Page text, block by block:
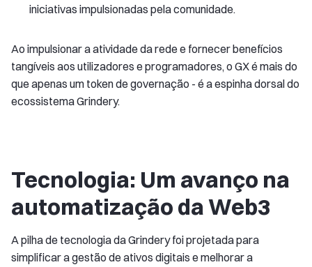
iniciativas impulsionadas pela comunidade.
Ao impulsionar a atividade da rede e fornecer benefícios
tangíveis aos utilizadores e programadores, o GX é mais do
que apenas um token de governação - é a espinha dorsal do
ecossistema Grindery.
Tecnologia: Um avanço na
automatização da Web3
A pilha de tecnologia da Grindery foi projetada para
simplificar a gestão de ativos digitais e melhorar a